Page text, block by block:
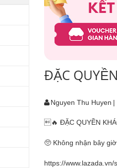
ĐẶC
Nguyen Thu Huyen |
🔥 ĐẶC QUYỀN
🥺 Không nhận bây
https://